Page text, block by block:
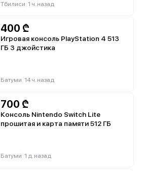
Тбилиси 1 ч. назад
400 ₾
Игровая консоль PlayStation 4 513
ГБ 3 джойстика
Батуми 14 ч. назад
700 ₾
Консоль Nintendo Switch Lite
прошитая и карта памяти 512 ГБ
Батуми 1 д. назад